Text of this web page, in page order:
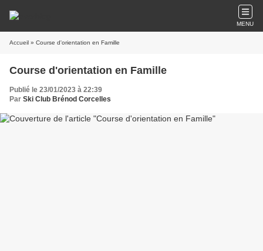
MENU
Accueil » Course d'orientation en Famille
Course d'orientation en Famille
Publié le 23/01/2023 à 22:39
Par Ski Club Brénod Corcelles